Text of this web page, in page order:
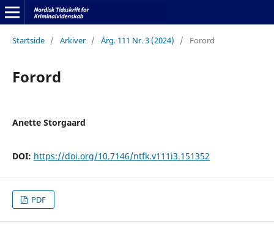
Startside / Arkiver / Årg. 111 Nr. 3 (2024) / Forord
Forord
Anette Storgaard
DOI: https://doi.org/10.7146/ntfk.v111i3.151352
PDF